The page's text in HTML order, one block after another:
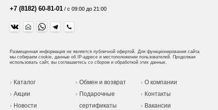
+7 (8182) 60-81-01 / с 09:00 до 21:00
Размещенная информация не является публичной офертой. Для функционирования сайта
мы собираем cookie, данные об IP-адресе и местоположении пользователей. Продолжая
использовать сайт, вы соглашаетесь со сбором и обработкой этих данных.
Каталог
Акции
Новости
Обмен и возврат
Подарочные
сертификаты
О компании
Контакты
Вакансии